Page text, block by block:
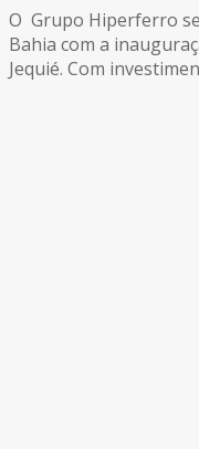
O Grupo Hiperferro
Bahia com a
Jequié. Com